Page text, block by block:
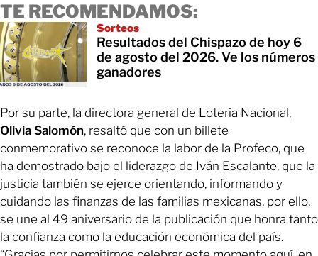
TE RECOMENDAMOS:
Sorteos
Resultados del Chispazo de hoy 6
de agosto del 2026. Ve los números
ganadores
Por su parte, la directora general de Lotería Nacional,
Olivia Salomón, resaltó que con un billete
conmemorativo se reconoce la labor de la Profeco, que
ha demostrado bajo el liderazgo de Iván Escalante, que la
justicia también se ejerce orientando, informando y
cuidando las finanzas de las familias mexicanas, por ello,
se une al 49 aniversario de la publicación que honra tanto
la confianza como la educación económica del país.